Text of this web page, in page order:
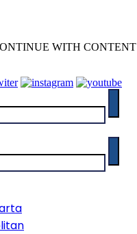
WITH CONTENT